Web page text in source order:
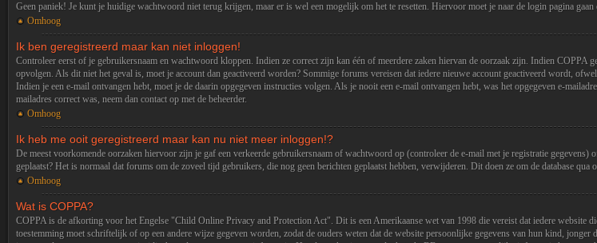
Geen paniek! Je kunt je huidige wachtwoord niet terug krijgen, maar er is wel een mogelijk om het te resetten. Hiervoor moet je naar de login pagina
Omhoog
Ik ben geregistreerd maar kan niet inloggen!
Controleer eerst of je gebruikersnaam en wachtwoord kloppen. Indien ze correct zijn kan één of meerdere zaken hiervan de oorzaak zijn. Indien COPPA
opvolgen. Als dit niet het geval is, moet je account dan geactiveerd worden? Sommige forums vereisen dat iedere nieuwe account geactiveerd wordt,
Indien je een e-mail ontvangen hebt, moet je de daarin opgegeven instructies volgen. Als je nooit een e-mail ontvangen hebt, was het opgegeven e-
mailadres correct was, neem dan contact op met de beheerder.
Omhoog
Ik heb me ooit geregistreerd maar kan nu niet meer inloggen!?
De meest voorkomende oorzaken hiervoor zijn je gaf een verkeerde gebruikersnaam of wachtwoord op (controleer de e-mail met je registratie
geplaatst? Het is normaal dat forums om de zoveel tijd gebruikers, die nog geen berichten geplaatst hebben, verwijderen. Dit doen ze om de database
Omhoog
Wat is COPPA?
COPPA is de afkorting voor het Engelse "Child Online Privacy and Protection Act". Dit is een Amerikaanse wet van 1998 die vereist dat iedere website
toestemming moet schriftelijk of op een andere wijze gegeven worden, zodat de ouders weten dat de website persoonlijke gegevens van hun kind,